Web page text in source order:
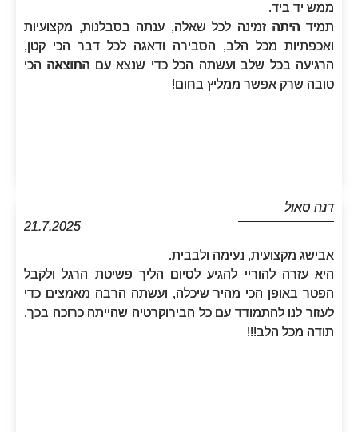
ממש יד ביד.
תמיד היתה זמינה לכל שאלה, ענתה בסבלנות, מקצועיות
ואכפתיות מכל הלב, הסבירה ודאגה לכל דבר הכי קטן,
הרגיעה בכל שלב ועשתה הכל כדי שנצא עם התוצאה הכי
טובה שרק אפשר ממליץ בחום!
אבישג מקצועית, נעימה ולבבית.
היא עזרה להוריי להגיע לסיום הליך פשיטת הרגל ולקבל
הפטר באופן הכי מהיר שיכלה, ועשתה הרבה מאמצים כדי
לעזור לנו להתמודד עם כל הבירוקרטיה שהייתה כרוכה בכך.
תודה מכל הלב!!!
דנה סאול
21.7.2025